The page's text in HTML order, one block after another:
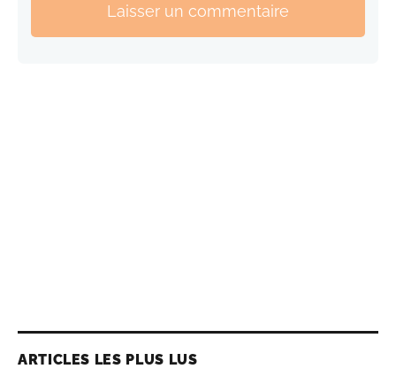
Laisser un commentaire
ARTICLES LES PLUS LUS